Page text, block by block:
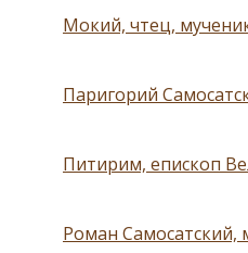
Мокий, чтец,
Паригорий
Питирим, епископ
Роман Самосатский,